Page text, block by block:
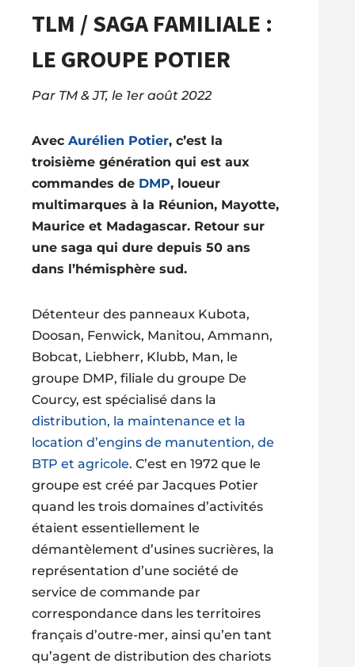
TLM / SAGA FAMILIALE :
LE GROUPE POTIER
Par TM & JT, le 1er août 2022
AvecAurélien Potier, c’est la
troisième génération qui est aux
commandes de DMP, loueur
multimarques à la Réunion, Mayotte,
Maurice et Madagascar. Retour sur
une saga qui dure depuis 50 ans
dans l’hémisphère sud.
Détenteur des panneaux Kubota,
Doosan, Fenwick, Manitou, Ammann,
Bobcat, Liebherr, Klubb, Man, le
groupe DMP, filiale du groupe De
Courcy, est spécialisé dans la
distribution, la maintenance et la
location d’engins de manutention, de
BTP et agricole. C’est en 1972 que le
groupe est créé par Jacques Potier
quand les trois domaines d’activités
étaient essentiellement le
démantèlement d’usines sucrières, la
représentation d’une société de
service de commande par
correspondance dans les territoires
français d’outre-mer, ainsi qu’en tant
qu’agent de distribution des chariots